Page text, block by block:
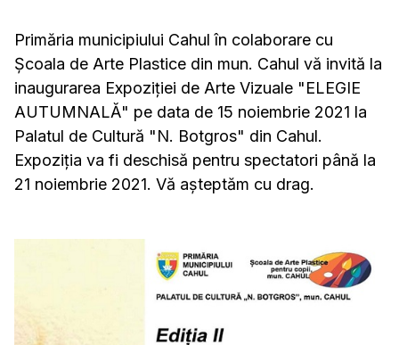
Primăria municipiului Cahul în colaborare cu
Școala de Arte Plastice din mun. Cahul vă invită la
inaugurarea Expoziției de Arte Vizuale "ELEGIE
AUTUMNALĂ" pe data de 15 noiembrie 2021 la
Palatul de Cultură "N. Botgros" din Cahul.
Expoziția va fi deschisă pentru spectatori până la
21 noiembrie 2021. Vă așteptăm cu drag.